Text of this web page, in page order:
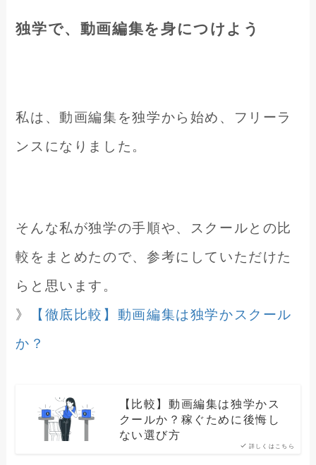
独学で、動画編集を身につけよう
私は、動画編集を独学から始め、フリーラ
ンスになりました。
そんな私が独学の手順や、スクールとの比
較をまとめたので、参考にしていただけた
らと思います。
》
【徹底比較】動画編集は独学かスクール
か？
詳しくはこちら
【比較】動画編集は独学かス
クールか？稼ぐために後悔し
ない選び方